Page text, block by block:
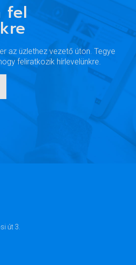
fel
az üzlethez vezető úton. Tegye
feliratkozik hírlevelünkre.
út 3.